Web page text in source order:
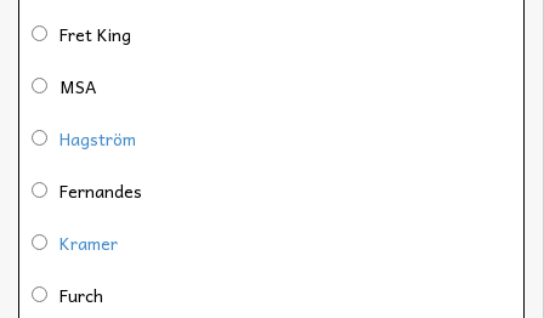
Fret King
MSA
Hagström
Fernandes
Kramer
Furch